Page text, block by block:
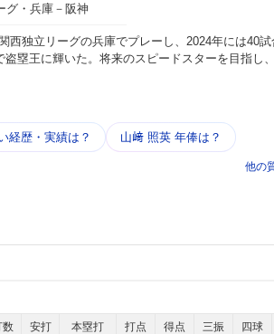
グ・兵庫－阪神
西独立リーグの兵庫でプレーし、2024年には40試
塁王に輝いた。将来のスピードスターを目指し
経歴・​実績は？ 山﨑 照英 年俸は？
他の
数 安打 本塁打 打点 得点 三振 四球